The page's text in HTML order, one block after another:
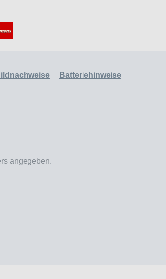
Batteriehinweise
angegeben.